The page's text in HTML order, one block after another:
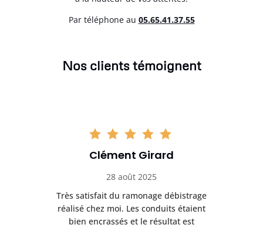
Par téléphone au 05.65.41.37.55
Nos clients témoignent
Clément Girard
28 août 2025
Très satisfait du ramonage débistrage
réalisé chez moi. Les conduits étaient
bien encrassés et le résultat est